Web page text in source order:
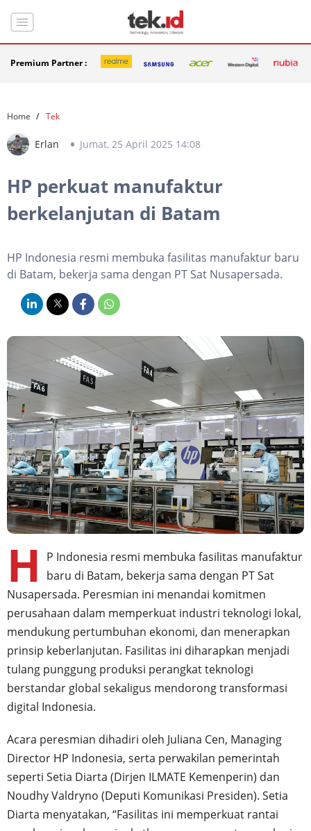
Premium Partner :
Home Tek
Erlan Jumat, 25 April 2025 14:08
HP perkuat manufaktur
berkelanjutan di Batam
HP Indonesia resmi membuka fasilitas manufaktur baru
di Batam, bekerja sama dengan PT Sat Nusapersada.
H
P Indonesia resmi membuka fasilitas manufaktur
baru di Batam, bekerja sama dengan PT Sat
Nusapersada. Peresmian ini menandai komitmen
perusahaan dalam memperkuat industri teknologi lokal,
mendukung pertumbuhan ekonomi, dan menerapkan
prinsip keberlanjutan. Fasilitas ini diharapkan menjadi
tulang punggung produksi perangkat teknologi
berstandar global sekaligus mendorong transformasi
digital Indonesia.
Acara peresmian dihadiri oleh Juliana Cen, Managing
Director HP Indonesia, serta perwakilan pemerintah
seperti Setia Diarta (Dirjen ILMATE Kemenperin) dan
Noudhy Valdryno (Deputi Komunikasi Presiden). Setia
Diarta menyatakan, “Fasilitas ini memperkuat rantai